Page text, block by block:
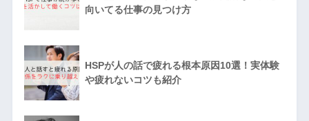
向いてる仕事の見つけ方
HSPが人の話で疲れる根本原因10選！実体験
や疲れないコツも紹介